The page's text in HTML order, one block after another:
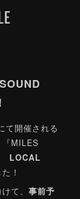
て開催される
MILES
LOCAL
！
て、 事前予